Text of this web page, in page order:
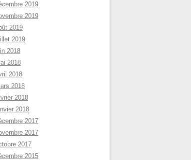
2019
2019
2019
2019
2018
2018
2018
2018
2018
2018
2017
2017
2017
2015